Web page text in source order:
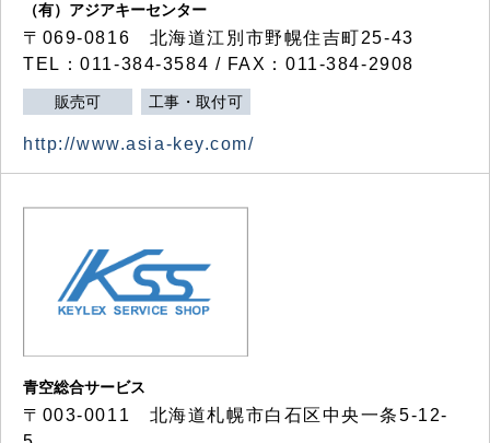
（有）アジアキーセンター
〒069-0816 北海道江別市野幌住吉町25-43
TEL：011-384-3584 / FAX：011-384-2908
販売可 工事・取付可
http://www.asia-key.com/
青空総合サービス
〒003-0011 北海道札幌市白石区中央一条5-12-